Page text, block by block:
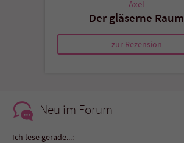
Axel
Der gläserne Raum
zur Rezension
Neu im Forum
Ich lese gerade...: